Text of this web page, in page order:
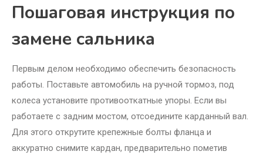
Пошаговая инструкция по
замене сальника
Первым делом необходимо обеспечить безопасность
работы. Поставьте автомобиль на ручной тормоз, под
колеса установите противооткатные упоры. Если вы
работаете с задним мостом, отсоедините карданный вал.
Для этого открутите крепежные болты фланца и
аккуратно снимите кардан, предварительно пометив